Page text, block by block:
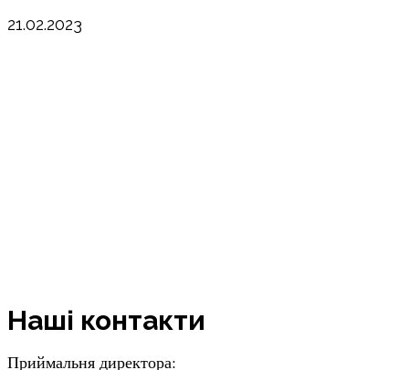
21.02.2023
Наші контакти
Приймальня директора: